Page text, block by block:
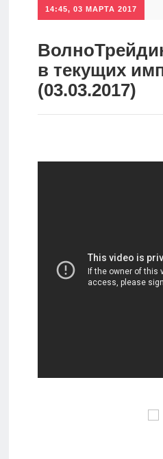
Инвестиции
Дивиденды
Волновой
14:45, 03 МАРТА 2017
в текущих
(03.03.2017)